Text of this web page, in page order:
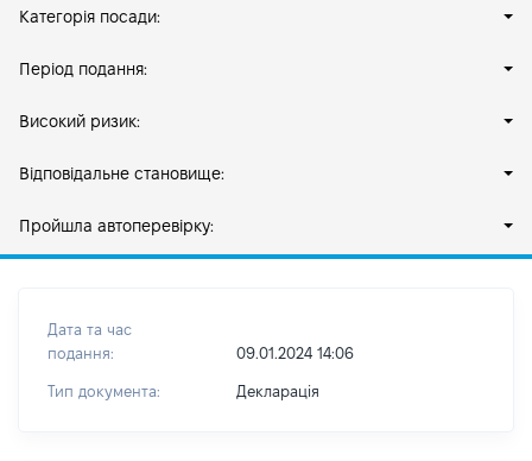
Категорія посади:
Період подання:
Високий ризик:
Відповідальне становище:
Пройшла автоперевірку:
Дата та час
подання:
09.01.2024 14:06
Тип документа: Декларація